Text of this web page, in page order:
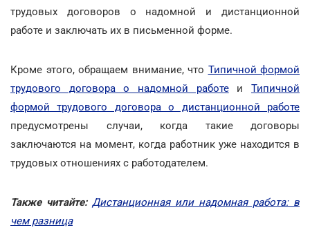
трудовых договоров о надомной и дистанционной
работе и заключать их в письменной форме.
Кроме этого, обращаем внимание, что Типичной формой
трудового договора о надомной работеиТипичной
формой трудового договора о дистанционной работе
предусмотрены случаи, когда такие договоры
заключаются на момент, когда работник уже находится в
трудовых отношениях с работодателем.
Также читайте: Дистанционная или надомная работа: в
чем разница